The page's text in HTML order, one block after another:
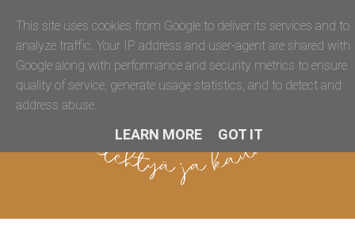
This site uses cookies from Google to deliver its services and to
analyze traffic. Your IP address and user-agent are shared with
Google along with performance and security metrics to ensure
quality of service, generate usage statistics, and to detect and
address abuse.
LEARN MORE GOT IT